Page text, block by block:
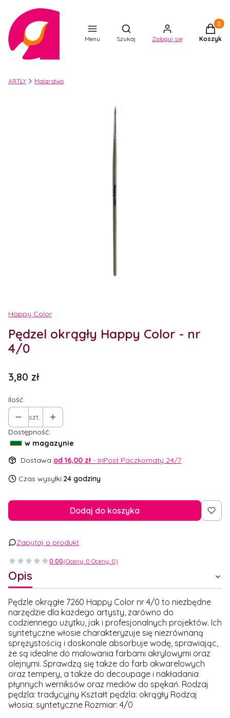
Menu
Otwórz wyszukiwarkę
Szukaj Zaloguj się Koszyk
ARTLY Malarstwo
Happy Color
Pędzel okrągły Happy Color - nr
4/0
Cena
3,80 zł
Ilość
szt.
Dostępność:
w magazynie
Dostawa od 16,00 zł - InPost Paczkomaty 24/7
Czas wysyłki:24 godziny
Dodaj do koszyka
Zapytaj o produkt
0.00(Oceny: 0 Oceny: 0)
Opis
Pędzle okrągłe 7260 Happy Color nr 4/0 to niezbędne
narzędzie dla każdego artysty, zarówno do
codziennego użytku, jak i profesjonalnych projektów. Ich
syntetyczne włosie charakteryzuje się niezrównaną
sprężystością i doskonale absorbuje wodę, sprawiając,
że są idealne do malowania farbami akrylowymi oraz
olejnymi. Sprawdzą się także do farb akwarelowych
oraz tempery, a także do decoupage i nakładania
płynnych werniksów oraz mediów do spękań. Rodzaj
pędzla: tradycyjny Kształt pędzla: okrągły Rodzaj
włosia: syntetyczne Rozmiar: 4/0